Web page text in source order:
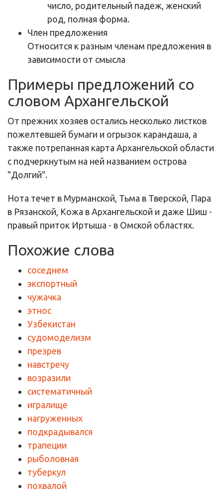
число, родительный падеж, женский
род, полная форма.
Член предложения
Относится к разным членам предложения в
зависимости от смысла
Примеры предложений со
словом Архангельской
От прежних хозяев остались несколько листков
пожелтевшей бумаги и огрызок карандаша, а
также потрепанная карта Архангельской области
с подчеркнутым на ней названием острова
"Долгий".
Нота течет в Мурманской, Тьма в Тверской, Пара
в Рязанской, Кожа в Архангельской и даже Шиш -
правый приток Иртыша - в Омской областях.
Похожие слова
соседнем
экспортный
чужачка
этнос
Узбекистан
судомоделизм
презрев
навстречу
возразили
систематичный
игралище
нагруженных
подкрадывался
трапеции
рыболовная
туберкул
похвалой